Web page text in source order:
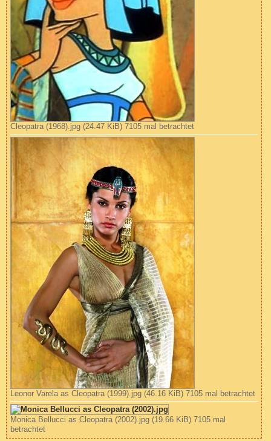
Cleopatra (1968).jpg (24.47 KiB) 7105 mal betrachtet
Leonor Varela as Cleopatra (1999).jpg (46.16 KiB) 7105 mal betrachtet
Monica Bellucci as Cleopatra (2002).jpg (19.66 KiB) 7105 mal
betrachtet